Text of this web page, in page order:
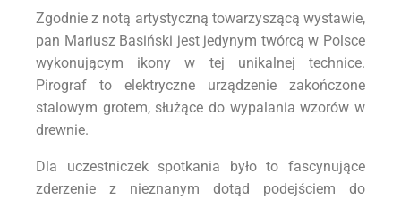
Zgodnie z notą artystyczną towarzyszącą wystawie,
pan Mariusz Basiński jest jedynym twórcą w Polsce
wykonującym ikony w tej unikalnej technice.
Pirograf to elektryczne urządzenie zakończone
stalowym grotem, służące do wypalania wzorów w
drewnie.
Dla uczestniczek spotkania było to fascynujące
zderzenie z nieznanym dotąd podejściem do